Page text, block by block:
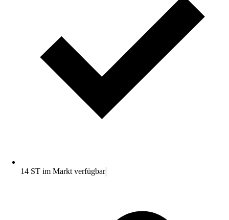
14 ST im Markt verfügbar